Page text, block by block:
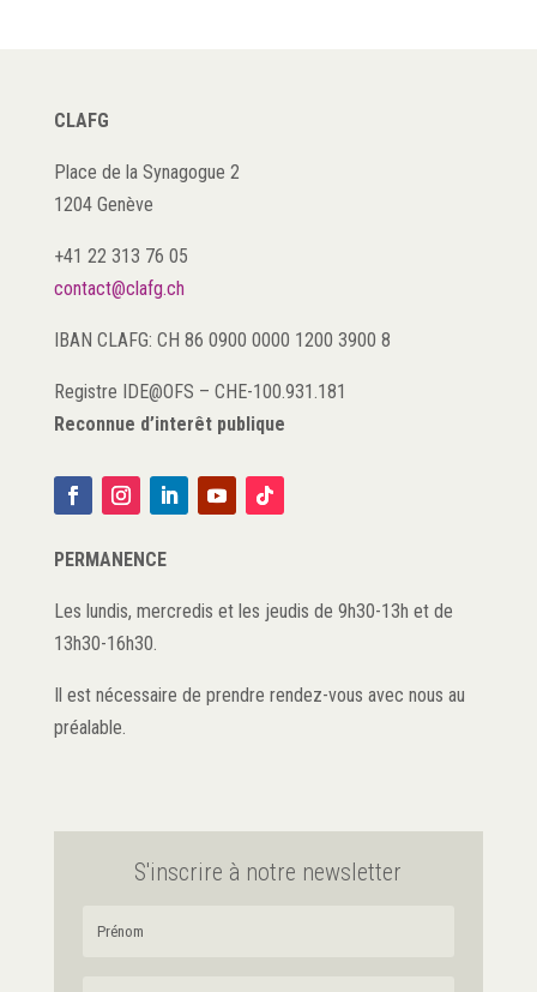
CLAFG
Place de la Synagogue 2
1204 Genève
+41 22 313 76 05
contact@clafg.ch
IBAN CLAFG: CH 86 0900 0000 1200 3900 8
Registre IDE@OFS – CHE-100.931.181
Reconnue d’interêt publique
PERMANENCE
Les lundis, mercredis et les jeudis de 9h30-13h et de
13h30-16h30.
Il est nécessaire de prendre rendez-vous avec nous au
préalable.
S'inscrire à notre newsletter